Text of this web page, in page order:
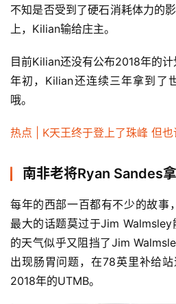
不知是否受到了硬石消耗体力的
上，Kilian输给庄主。
目前Kilian还没有公布2018年的
年初，Kilian还连续三年拿到了
哦。
热点 | K天王终于登上了珠峰 但
南非老将Ryan Sandes
每年的西部一百都有不少的故事
最大的话题莫过于Jim
的天气似乎又阻挡了Jim
出现肠胃问题，在78英里补给
2018年的UTMB。